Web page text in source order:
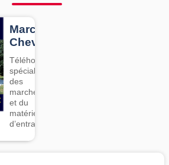
Marcheurs
Chevaux
Téléhorse,
spécialiste
des
marcheurs
et du
matériel
d’entrainement